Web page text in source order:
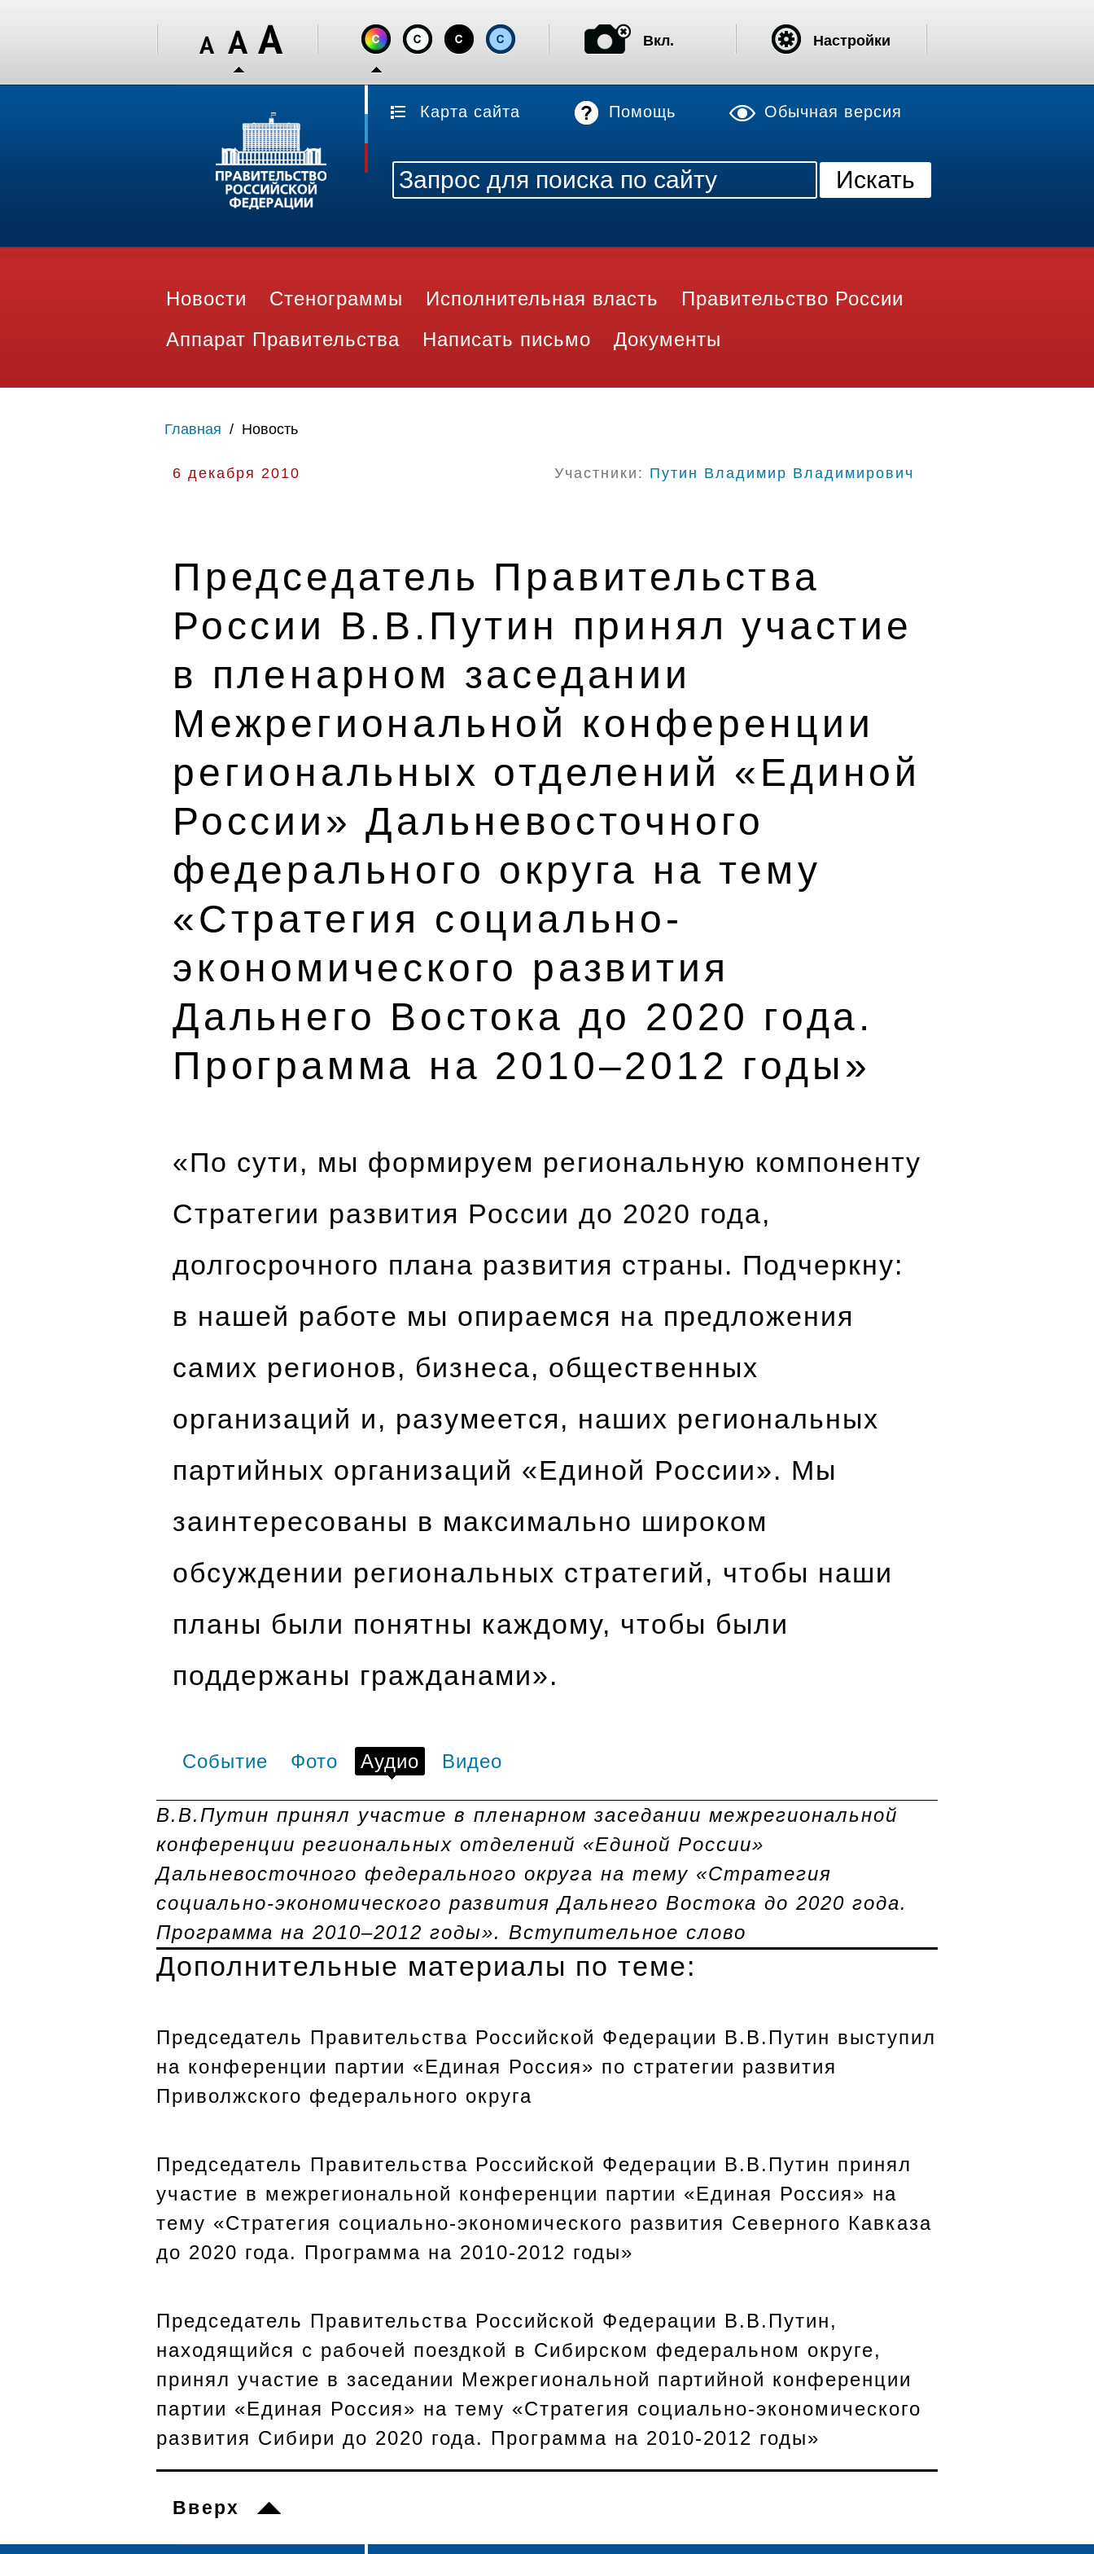
Карта сайта Помощь Обычная версия
Новости Стенограммы Исполнительная власть
Правительство России
Аппарат Правительства
Написать письмо Документы
Главная / Новость
6 декабря 2010 Участники: Путин Владимир Владимирович
Председатель Правительства
России В.В.Путин принял участие
в пленарном заседании
Межрегиональной конференции
региональных отделений «Единой
России» Дальневосточного
федерального округа на тему
«Стратегия социально-
экономического развития
Дальнего Востока до 2020 года.
Программа на 2010–2012 годы»
«По сути, мы формируем региональную компоненту
Стратегии развития России до 2020 года,
долгосрочного плана развития страны. Подчеркну:
в нашей работе мы опираемся на предложения
самих регионов, бизнеса, общественных
организаций и, разумеется, наших региональных
партийных организаций «Единой России». Мы
заинтересованы в максимально широком
обсуждении региональных стратегий, чтобы наши
планы были понятны каждому, чтобы были
поддержаны гражданами».
Событие Фото Аудио Видео
В.В.Путин принял участие в пленарном заседании межрегиональной
конференции региональных отделений «Единой России»
Дальневосточного федерального округа на тему «Стратегия
социально-экономического развития Дальнего Востока до 2020 года.
Программа на 2010–2012 годы». Вступительное слово
Дополнительные материалы по теме:
Председатель Правительства Российской Федерации В.В.Путин выступил
на конференции партии «Единая Россия» по стратегии развития
Приволжского федерального округа
Председатель Правительства Российской Федерации В.В.Путин принял
участие в межрегиональной конференции партии «Единая Россия» на
тему «Стратегия социально-экономического развития Северного Кавказа
до 2020 года. Программа на 2010-2012 годы»
Председатель Правительства Российской Федерации В.В.Путин,
находящийся с рабочей поездкой в Сибирском федеральном округе,
принял участие в заседании Межрегиональной партийной конференции
партии «Единая Россия» на тему «Стратегия социально-экономического
развития Сибири до 2020 года. Программа на 2010-2012 годы»
Вверх
Вкл. Настройки